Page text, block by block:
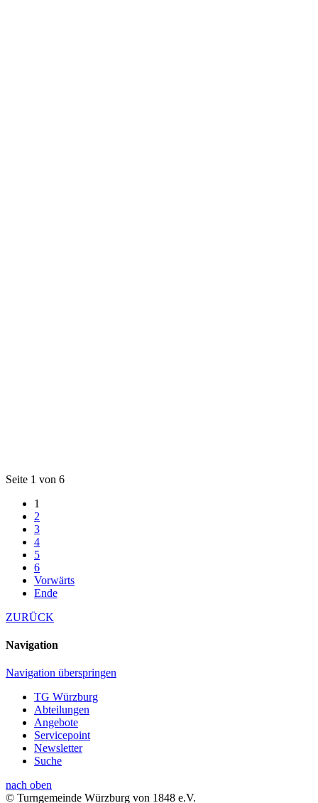
Seite 1 von 6
1
2
3
4
5
6
Vorwärts
Ende
ZURÜCK
Navigation
Navigation überspringen
TG Würzburg
Abteilungen
Angebote
Servicepoint
Newsletter
Suche
nach oben
© Turngemeinde Würzburg von 1848 e.V.